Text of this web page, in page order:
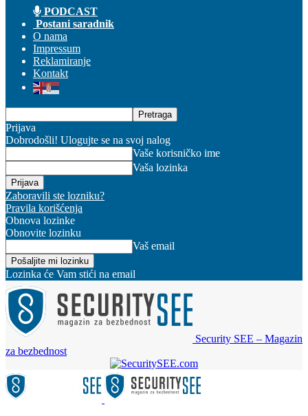
PODCAST
Postani saradnik
O nama
Impressum
Reklamiranje
Kontakt
Prijava
Dobrodošli! Ulogujte se na svoj nalog
Vaše korisničko ime
Vaša lozinka
Zaboravili ste lozniku?
Pravila korišćenja
Obnova lozinke
Obnovite lozinku
Vaš email
Lozinka će Vam stići na email
Security SEE – Magazin
za bezbednost